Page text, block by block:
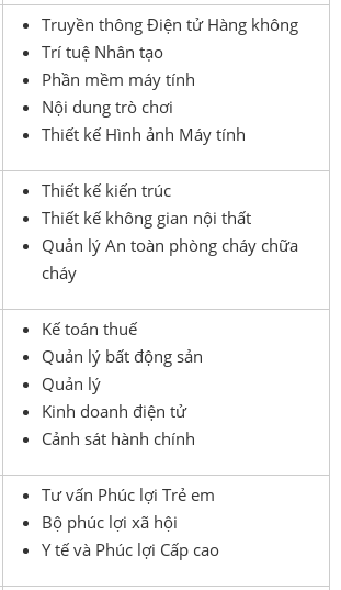
Truyền thông Điện tử Hàng không
Trí tuệ Nhân tạo
Phần mềm máy tính
Nội dung trò chơi
Thiết kế Hình ảnh Máy tính
Thiết kế kiến ​​trúc
Thiết kế không gian nội thất
Quản lý An toàn phòng cháy chữa
cháy
Kế toán thuế
Quản lý bất động sản
Quản lý
Kinh doanh điện tử
Cảnh sát hành chính
Tư vấn Phúc lợi Trẻ em
Bộ phúc lợi xã hội
Y tế và Phúc lợi Cấp cao